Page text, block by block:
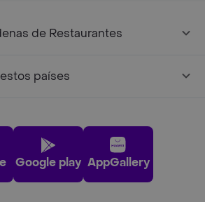
de Restaurantes
países
Google play AppGallery